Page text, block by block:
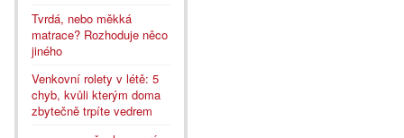
Tvrdá, nebo měkká
matrace? Rozhoduje něco
jiného
Venkovní rolety v létě: 5
chyb, kvůli kterým doma
zbytečně trpíte vedrem